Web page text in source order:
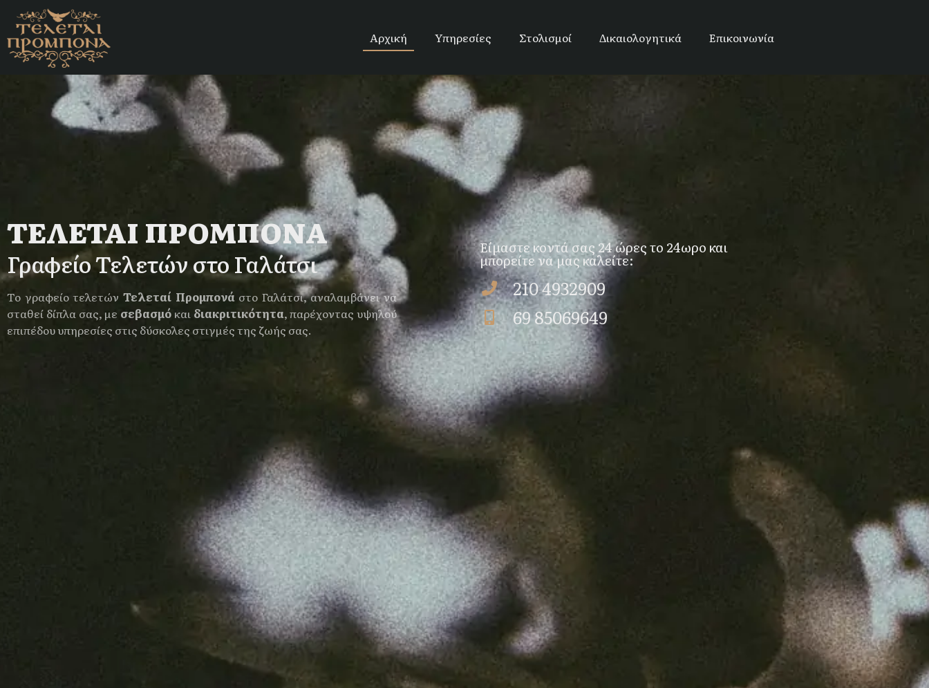
Αρχική Υπηρεσίες Στολισμοί Δικαιολογητικά Επικοινωνία
ΤΕΛΕΤΑΙ ΠΡΟΜΠΟΝΑ
Γραφείο Τελετών στο Γαλάτσι
Το γραφείο τελετών Τελεταί Προμπονάστο Γαλάτσι, αναλαμβάνει να
σταθεί δίπλα σας, με σεβασμό και διακριτικότητα, παρέχοντας υψηλού
επιπέδου υπηρεσίες στις δύσκολες στιγμές της ζωής σας.
Είμαστε κοντά σας 24 ώρες το 24ωρο και
μπορείτε να μας καλείτε:
210 4932909
69 85069649